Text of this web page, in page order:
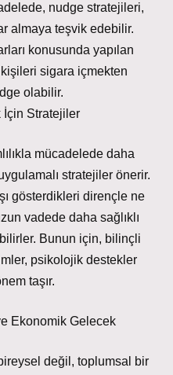
nudge stratejileri,
almaya teşvik edebilir.
konusunda yapılan
sigara içmekten
olabilir.
İçin Stratejiler
mücadelede daha
stratejiler önerir.
gösterdikleri dirençle ne
vadede daha sağlıklı
Bunun için, bilinçli
psikolojik destekler
taşır.
Ekonomik Gelecek
değil, toplumsal bir